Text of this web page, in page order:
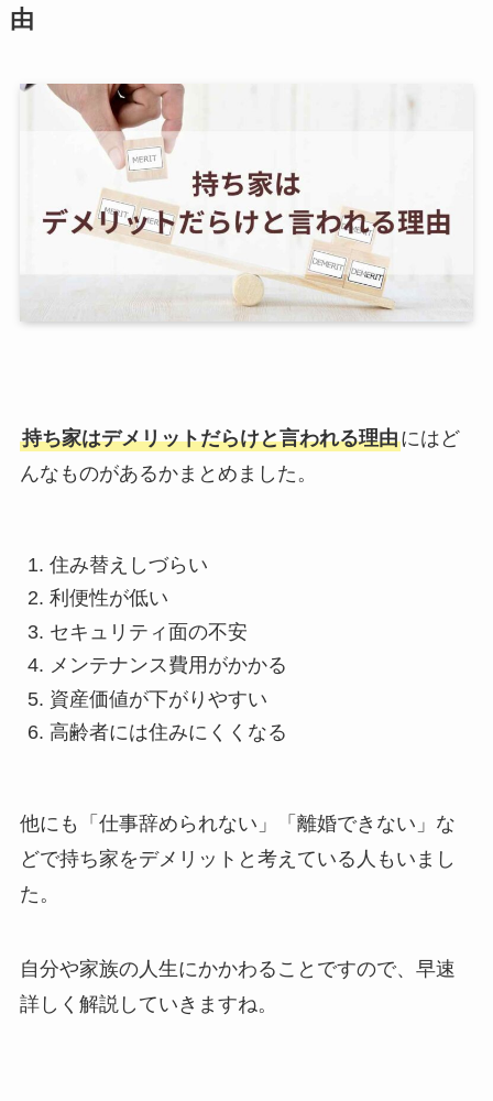
由
持ち家はデメリットだらけと言われる理由にはど
んなものがあるかまとめました。
住み替えしづらい
利便性が低い
セキュリティ面の不安
メンテナンス費用がかかる
資産価値が下がりやすい
高齢者には住みにくくなる
他にも「仕事辞められない」「離婚できない」な
どで持ち家をデメリットと考えている人もいまし
た。
自分や家族の人生にかかわることですので、早速
詳しく解説していきますね。